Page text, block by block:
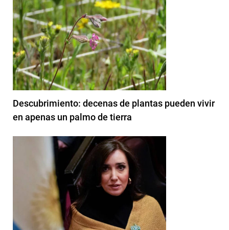
Descubrimiento: decenas de plantas pueden vivir
en apenas un palmo de tierra